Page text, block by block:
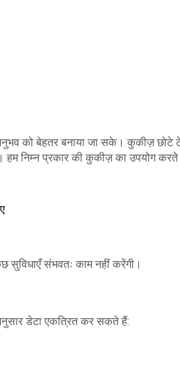
को बेहतर बनाया जा सके। कुकीज़ छोटे
निम्न प्रकार की कुकीज़ का उपयोग करते
संभवतः काम नहीं करेंगी।
डेटा एकत्रित कर सकते हैं: